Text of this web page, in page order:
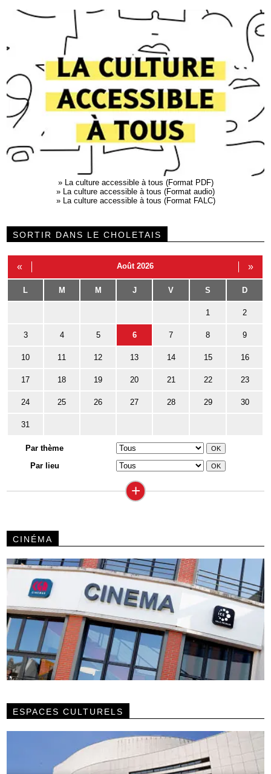
» La culture accessible à tous (Format PDF)
» La culture accessible à tous (Format audio)
» La culture accessible à tous (Format FALC)
SORTIR DANS LE CHOLETAIS
« Août 2026 »
L M M J V S D
1 2
3 4 5 6 7 8 9
10 11 12 13 14 15 16
17 18 19 20 21 22 23
24 25 26 27 28 29 30
31
Par thème
Par lieu
+
CINÉMA
ESPACES CULTURELS